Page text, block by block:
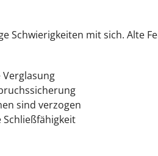
Schwierigkeiten mit sich. Alte
sind verzogen
Schließfähigkeit